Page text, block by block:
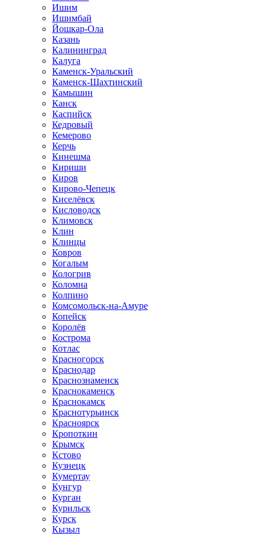
Ишим
Ишимбай
Йошкар-Ола
Казань
Калининград
Калуга
Каменск-Уральский
Каменск-Шахтинский
Камышин
Канск
Каспийск
Кедровый
Кемерово
Керчь
Кинешма
Кириши
Киров
Кирово-Чепецк
Киселёвск
Кисловодск
Климовск
Клин
Клинцы
Ковров
Когалым
Кологрив
Коломна
Колпино
Комсомольск-на-Амуре
Копейск
Королёв
Кострома
Котлас
Красногорск
Краснодар
Краснознаменск
Краснокаменск
Краснокамск
Краснотурьинск
Красноярск
Кропоткин
Крымск
Кстово
Кузнецк
Кумертау
Кунгур
Курган
Курильск
Курск
Кызыл